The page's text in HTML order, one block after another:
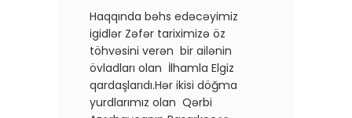
Haqqında bəhs edəcəyimiz
igidlər Zəfər tariximizə öz
töhvəsini verən bir ailənin
övladları olan İlhamla Elgiz
qardaşlarıdı.Hər ikisi döğma
yurdlarımız olan Qərbi